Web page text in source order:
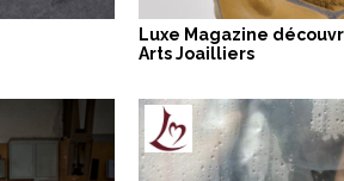
Luxe Magazine
Arts Joailliers